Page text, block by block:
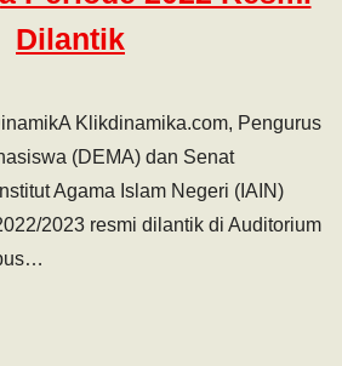
Dilantik
Klikdinamika.com, Pengurus
(DEMA) dan Senat
Agama Islam Negeri (IAIN)
2023 resmi dilantik di Auditorium